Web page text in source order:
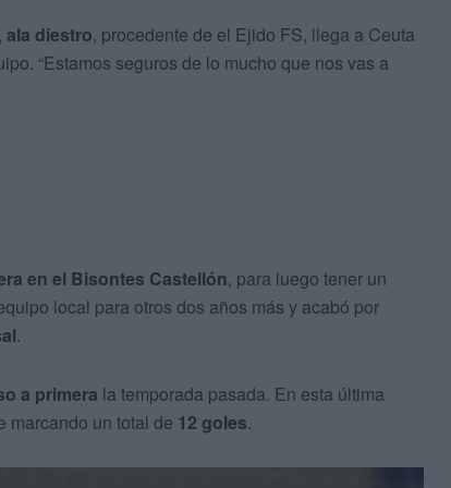
ala diestro, procedente de el Ejido FS, llega a Ceuta
“Estamos seguros de lo mucho que nos vas a
en el Bisontes Castellón, para luego tener un
local para otros dos años más y acabó por
.
a primera la temporada pasada. En esta última
marcando un total de 12 goles.